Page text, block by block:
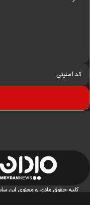
کلیه حقوق مادی و معنوی این